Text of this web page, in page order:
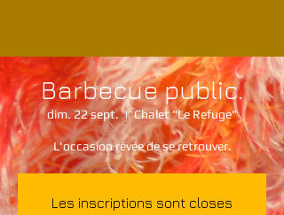
Barbecue public.
dim. 22 sept.
  |
Chalet "Le Refuge"
L'occasion rêvée de se retrouver.
Les inscriptions sont closes